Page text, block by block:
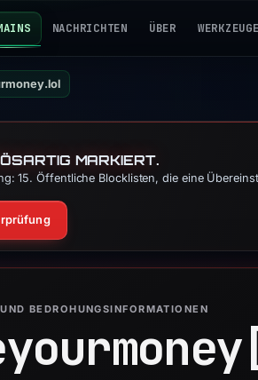
NACHRICHTEN ÜBER WERKZEUGE
MARKIERT.
15. Öffentliche Blocklisten, die eine
BEDROHUNGSINFORMATIONEN